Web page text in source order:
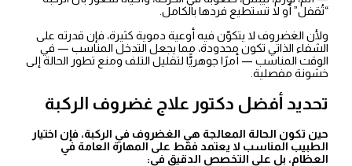
“تُقفل” أو لا تستطيع فردها بالكامل.
ولأن الغضروف لا يتكوّن فيه أوعية دموية كثيرة، فإن قدرته على
الشفاء الذاتي تكون محدودة، مما يجعل التدخل المناسب — في
الوقت المناسب — أمرًا جوهريًّا لتقليل التلف ومنع تطور الحالة إلى
خشونة مفصلية.
تحديد أفضل دكتور علاج غضروف الركبة
حين تكون الحالة المعالجة هي الغضروف في الركبة، فإن اختيار
الطبيب المناسب لا يعتمد فقط على المهارة العامة في
العظام، بل على التخصص الدقيق في: